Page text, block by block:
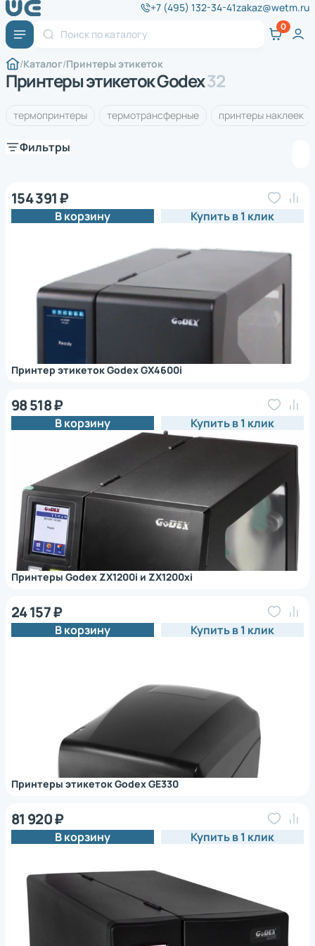
+7 (495) 132-34-41zakaz@wetm.ru
Каталог Принтеры этикеток
Принтеры этикеток Godex32
термопринтеры термотрансферные принтеры наклеек
Фильтры
Принтер этикеток Godex GX4600i
154 391 ₽
В корзину Купить в 1 клик
Принтеры Godex ZX1200i и ZX1200xi
98 518 ₽
В корзину Купить в 1 клик
Принтеры этикеток Godex GE330
24 157 ₽
В корзину Купить в 1 клик
81 920 ₽
В корзину Купить в 1 клик